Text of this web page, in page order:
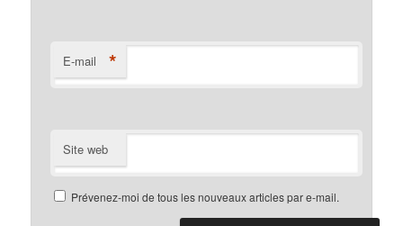
E-mail *
Site web
Prévenez-moi de tous les nouveaux articles par e-mail.